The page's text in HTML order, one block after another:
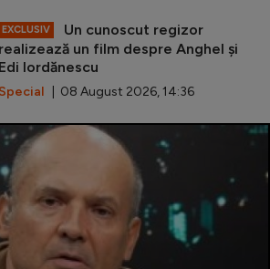
EXCLUSIV
Un cunoscut regizor
realizează un film despre Anghel și
Edi Iordănescu
Special | 08 August 2026, 14:36